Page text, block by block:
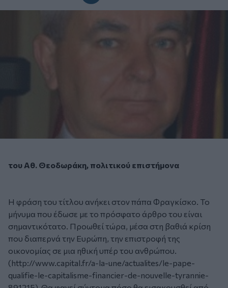
του Αθ. Θεοδωράκη, πολιτικού επιστήμονα
Η φράση του τίτλου ανήκει στον πάπα Φραγκίσκο. Το
μήνυμα που έδωσε με το πρόσφατο άρθρο του είναι
σημαντικότατο. Προωθεί τώρα, μέσα στη βαθιά κρίση
που διαπερνά την Ευρώπη, την επιστροφή της
οικονομίας σε μια ηθική υπέρ του ανθρώπου.
(http://www.capital.fr/a-la-une/actualites/le-pape-
qualifie-le-capitalisme-financier-de-nouvelle-tyrannie-